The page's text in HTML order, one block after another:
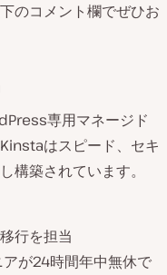
のコメント欄でぜひお
専用マネージド
はスピード、セキ
構築されています。
行を担当
が24時間年中無休で